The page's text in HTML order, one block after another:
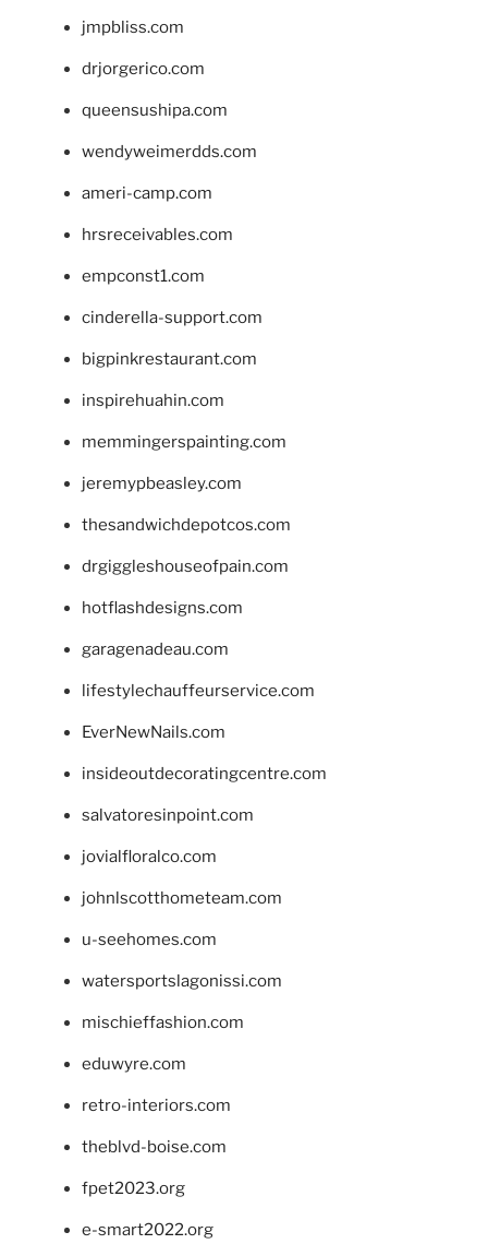
jmpbliss.com
drjorgerico.com
queensushipa.com
wendyweimerdds.com
ameri-camp.com
hrsreceivables.com
empconst1.com
cinderella-support.com
bigpinkrestaurant.com
inspirehuahin.com
memmingerspainting.com
jeremypbeasley.com
thesandwichdepotcos.com
drgiggleshouseofpain.com
hotflashdesigns.com
garagenadeau.com
lifestylechauffeurservice.com
EverNewNails.com
insideoutdecoratingcentre.com
salvatoresinpoint.com
jovialfloralco.com
johnlscotthometeam.com
u-seehomes.com
watersportslagonissi.com
mischieffashion.com
eduwyre.com
retro-interiors.com
theblvd-boise.com
fpet2023.org
e-smart2022.org